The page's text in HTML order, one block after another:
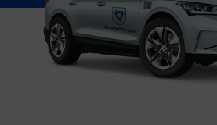
Design bzw. Inhalte zu testen,
Optimierungsmaßnahmen
Benutzererlebnis ständig zu verbessern.
und Dienste ermöglichen angeforderte
Abspielen von Videos.